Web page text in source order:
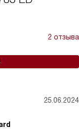
2 отзыва
25.06.2024